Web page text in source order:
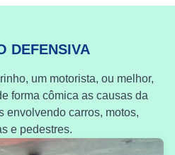
DEFENSIVA
um motorista, ou melhor,
forma cômica as causas da
envolvendo carros, motos,
e pedestres.